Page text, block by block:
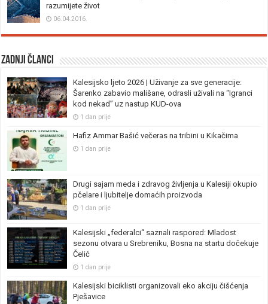
razumijete život
06.04.2016.
Zadnji članci
Kalesijsko ljeto 2026 | Uživanje za sve generacije:
Šarenko zabavio mališane, odrasli uživali na “Igranci
kod nekad” uz nastup KUD-ova
1 dan prije
Hafiz Ammar Bašić večeras na tribini u Kikačima
1 dan prije
Drugi sajam meda i zdravog življenja u Kalesiji okupio
pčelare i ljubitelje domaćih proizvoda
1 dan prije
Kalesijski „federalci“ saznali raspored: Mladost
sezonu otvara u Srebreniku, Bosna na startu dočekuje
Čelić
1 dan prije
Kalesijski biciklisti organizovali eko akciju čišćenja
Pješavice